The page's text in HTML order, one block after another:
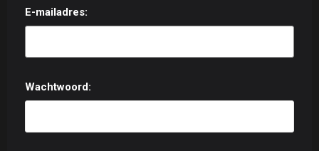
E-mailadres:
Wachtwoord: